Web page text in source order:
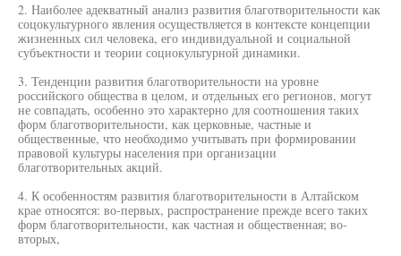
2. Наиболее адекватный анализ развития благотворительности как
соцокультурного явления осуществляется в контексте концепции
жизненных сил человека, его индивидуальной и социальной
субъектности и теории социокультурной динамики.
3. Тенденции развития благотворительности на уровне
российского общества в целом, и отдельных его регионов, могут
не совпадать, особенно это характерно для соотношения таких
форм благотворительности, как церковные, частные и
общественные, что необходимо учитывать при формировании
правовой культуры населения при организации
благотворительных акций.
4. К особенностям развития благотворительности в Алтайском
крае относятся: во-первых, распространение прежде всего таких
форм благотворительности, как частная и общественная; во-
вторых,